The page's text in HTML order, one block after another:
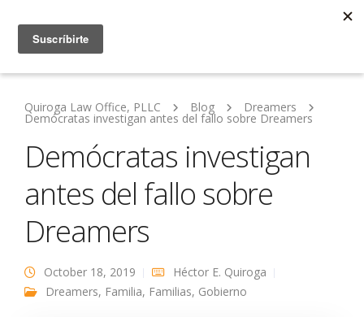
Quiroga Law Office, PLLC Blog Dreamers
Demócratas investigan antes del fallo sobre Dreamers
Demócratas investigan
antes del fallo sobre
Dreamers
October 18, 2019
Héctor E. Quiroga
Dreamers, Familia, Familias, Gobierno